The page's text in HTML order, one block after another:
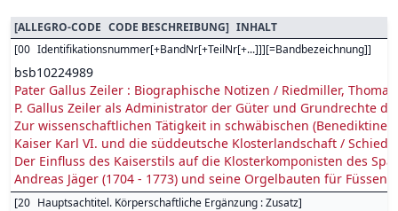
[ALLEGRO-CODE CODE BESCHREIBUNG] INHALT
[00 Identifikationsnummer[+BandNr[+TeilNr[+...]]][=Bandbezeichnung]]
bsb10224989
Pater Gallus Zeiler : Biographische Notizen / Riedmiller, Thomas
P. Gallus Zeiler als Administrator der Güter und Grundrechte
Zur wissenschaftlichen Tätigkeit in schwäbischen
Kaiser Karl VI. und die süddeutsche Klosterlandschaft /
Der Einfluss des Kaiserstils auf die Klosterkomponisten des
Andreas Jäger (1704 - 1773) und seine Orgelbauten für Füssen
[20 Hauptsachtitel. Körperschaftliche Ergänzung : Zusatz]